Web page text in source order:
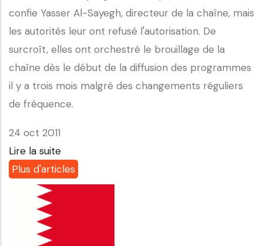
confie Yasser Al-Sayegh, directeur de la chaîne, mais
les autorités leur ont refusé l'autorisation. De
surcroît, elles ont orchestré le brouillage de la
chaîne dès le début de la diffusion des programmes
il y a trois mois malgré des changements réguliers
de fréquence.
24 oct 2011
Lire la suite
Plus d'articles